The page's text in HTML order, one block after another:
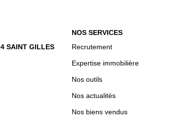
SAINT GILLES
NOS SERVICES
Recrutement
Expertise immobilière
Nos outils
Nos actualités
Nos biens vendus